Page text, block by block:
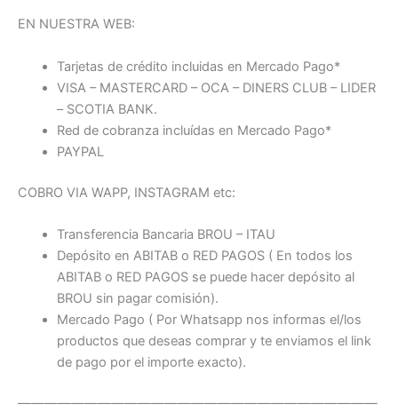
EN NUESTRA WEB:
Tarjetas de crédito incluidas en Mercado Pago*
VISA – MASTERCARD – OCA – DINERS CLUB – LIDER
– SCOTIA BANK.
Red de cobranza incluídas en Mercado Pago*
PAYPAL
COBRO VIA WAPP, INSTAGRAM etc:
Transferencia Bancaria BROU – ITAU
Depósito en ABITAB o RED PAGOS ( En todos los
ABITAB o RED PAGOS se puede hacer depósito al
BROU sin pagar comisión).
Mercado Pago ( Por Whatsapp nos informas el/los
productos que deseas comprar y te enviamos el link
de pago por el importe exacto).
———————————————————————————